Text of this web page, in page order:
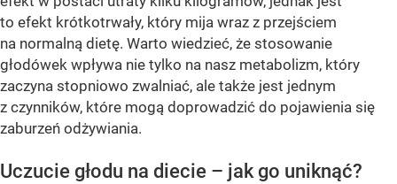
to efekt krótkotrwały, który mija wraz z przejściem
na normalną dietę. Warto wiedzieć, że stosowanie
głodówek wpływa nie tylko na nasz metabolizm, który
zaczyna stopniowo zwalniać, ale także jest jednym
z czynników, które mogą doprowadzić do pojawienia się
zaburzeń odżywiania.
Uczucie głodu na diecie – jak go uniknąć?